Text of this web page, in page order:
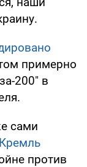
примерно
200" в
сами
Кремль
против